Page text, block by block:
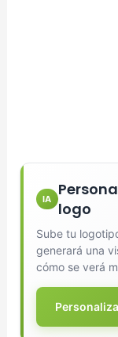
IA
logo
Sube tu
generará una
cómo se verá